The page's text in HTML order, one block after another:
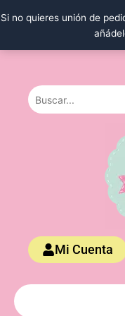
Si no quieres unión de
al
Mi Cuenta